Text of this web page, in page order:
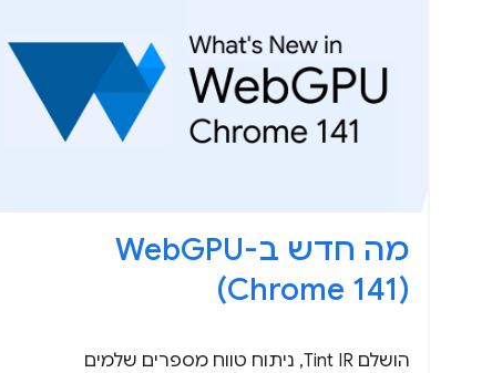
(Chrome 141)
הושלם Tint IR, ניתוח טווח מספרים שלמים